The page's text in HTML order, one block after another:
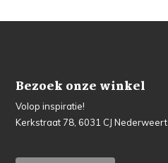
Bezoek onze winkel
Volop inspiratie!
Kerkstraat 78, 6031 CJ Nederweert